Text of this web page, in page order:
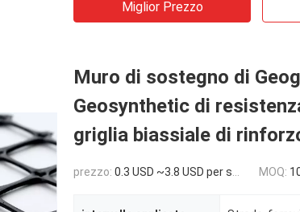
Miglior Prezzo
Muro di sostegno di
Geosynthetic di
griglia biassiale di
prezzo: 0.3 USD ~3.8 USD per sqm MOQ: